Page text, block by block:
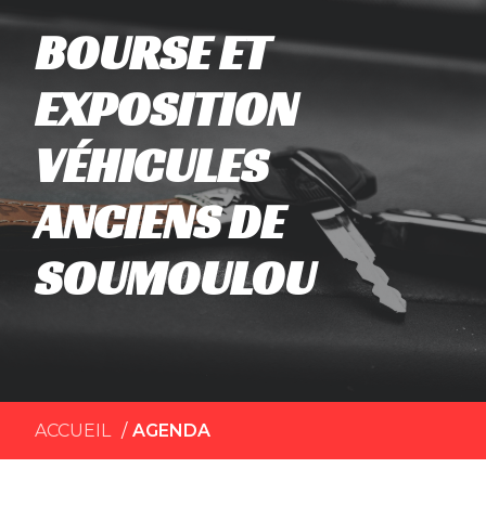
BOURSE ET
EXPOSITION
VÉHICULES
ANCIENS DE
SOUMOULOU
ACCUEIL AGENDA